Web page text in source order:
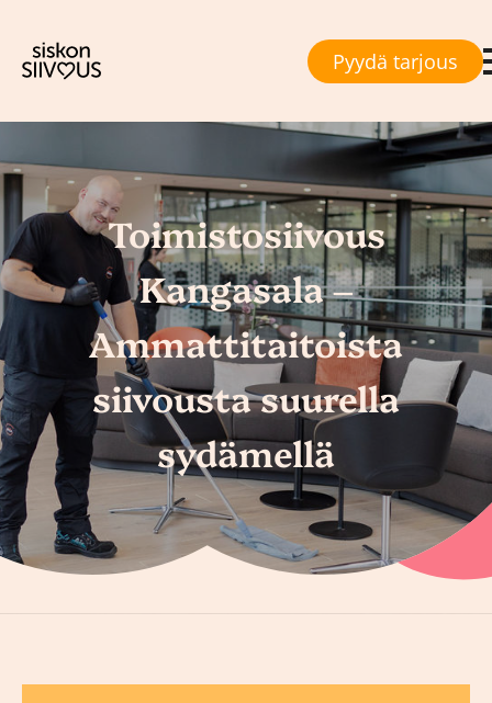
Pyydä tarjous
Toimistosiivous
Kangasala –
Ammattitaitoista
siivousta suurella
sydämellä